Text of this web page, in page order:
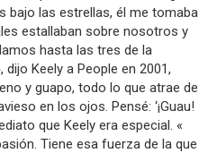
bajo las estrellas, él me tomaba
estallaban sobre nosotros y
hasta las tres de la
dijo Keely a People en 2001,
y guapo, todo lo que atrae de
en los ojos. Pensé: ‘¡Guau!
que Keely era especial. «
Tiene esa fuerza de la que